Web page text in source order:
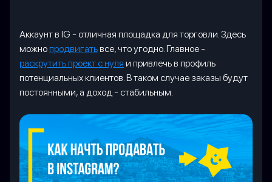
Аккаунт в IG - отличная площадка для торговли. Здесь
можно продвигатьвсе, что угодно. Главное -
раскрутить проект с нуля и привлечь в профиль
потенциальных клиентов. В таком случае заказы будут
постоянными, а доход - стабильным.